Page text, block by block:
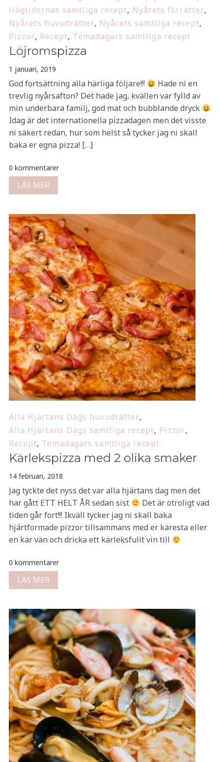
Högtidernas samtliga recept, Nyårets förrätter,
Nyårets huvudrätter, Nyårets samtliga recept,
Pizzor, Recept, Temadagars samtliga recept
Löjromspizza
1 januari, 2019
God fortsättning alla härliga följare!!!
Hade ni en
trevlig nyårsafton? Det hade jag, kvällen var fylld av
min underbara familj, god mat och bubblande dryck
Idag är det internationella pizzadagen men det visste
ni säkert redan, hur som helst så tycker jag ni skall
baka er egna pizza! […]
0 kommentarer
LÄS MER
Alla Hjärtans Dags huvudrätter,
Alla Hjärtans Dags samtliga recept, Pizzor,
Recept, Temadagars samtliga recept
Kärlekspizza med 2 olika smaker
14 februari, 2018
Jag tyckte det nyss det var alla hjärtans dag men det
har gått ETT HELT ÅR sedan sist
Det är otroligt vad
tiden går fort!!! Ikväll tycker jag ni skall baka
hjärtformade pizzor tillsammans med er käresta eller
en kär vän och dricka ett kärleksfullt vin till
0 kommentarer
LÄS MER